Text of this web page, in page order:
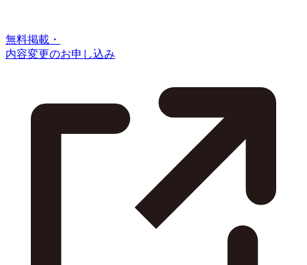
無料掲載・
内容変更のお申し込み